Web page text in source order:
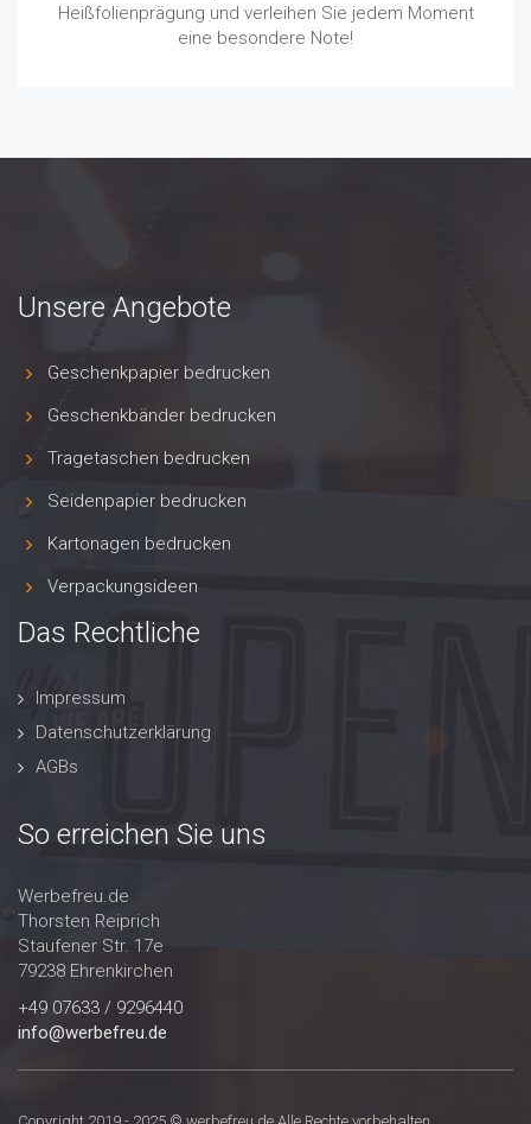
Heißfolienprägung und verleihen Sie jedem Moment
eine besondere Note!
Unsere Angebote
Geschenkpapier bedrucken
Geschenkbänder bedrucken
Tragetaschen bedrucken
Seidenpapier bedrucken
Kartonagen bedrucken
Verpackungsideen
Das Rechtliche
Impressum
Datenschutzerklärung
AGBs
So erreichen Sie uns
Werbefreu.de
Thorsten Reiprich
Staufener Str. 17e
79238 Ehrenkirchen
+49 07633 / 9296440
info@werbefreu.de